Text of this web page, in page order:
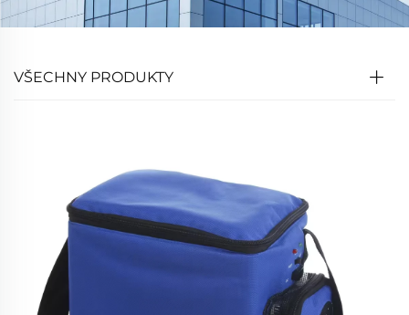
VŠECHNY PRODUKTY